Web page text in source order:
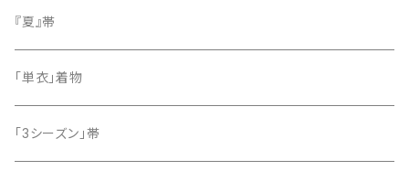
留袖
『夏』帯
「単衣」着物
「3シーズン」帯